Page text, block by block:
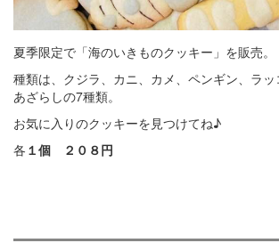
夏季限定で「海のいきものクッキー」を販売。
種類は、クジラ、カニ、カメ、ペンギン、ラッ
あざらしの7種類。
お気に入りのクッキーを見つけてね♪
各 １個 ２０８円